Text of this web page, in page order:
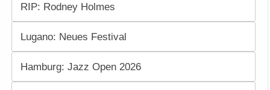
RIP: Rodney Holmes
Lugano: Neues Festival
Hamburg: Jazz Open 2026